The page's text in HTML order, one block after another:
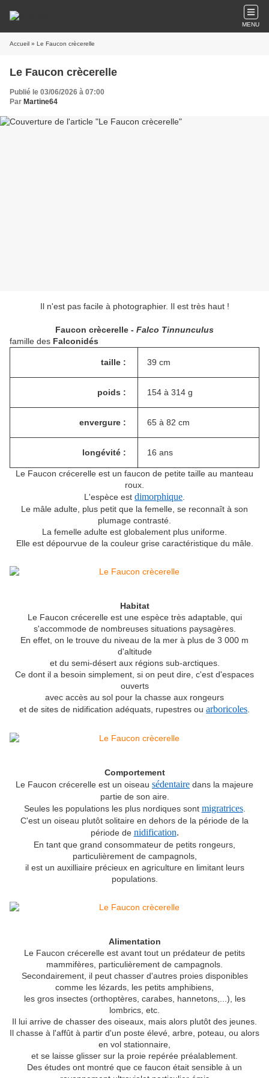
MENU
Accueil » Le Faucon crècerelle
Le Faucon crècerelle
Publié le 03/06/2026 à 07:00
Par Martine64
Il n'est pas facile à photographier. Il est très haut !
Faucon crècerelle - Falco Tinnunculus
famille des Falconidés
taille : 39 cm
poids : 154 à 314 g
envergure : 65 à 82 cm
longévité : 16 ans
Le Faucon crécerelle est un faucon de petite taille au manteau
roux.
L'espèce est dimorphique
Le mâle adulte, plus petit que la femelle, se reconnaît à son
plumage contrasté.
La femelle adulte est globalement plus uniforme.
Elle est dépourvue de la couleur grise caractéristique du mâle.
Habitat
Le Faucon crécerelle est une espèce très adaptable, qui
s'accommode de nombreuses situations paysagères.
En effet, on le trouve du niveau de la mer à plus de 3 000 m
d'altitude
et du semi-désert aux régions sub-arctiques.
Ce dont il a besoin simplement, si on peut dire, c'est d'espaces
ouverts
avec accès au sol pour la chasse aux rongeurs
et de sites de nidification adéquats, rupestres ou arboricoles
Comportement
Le Faucon crécerelle est un oiseau sédentaire dans la majeure
partie de son aire.
Seules les populations les plus nordiques sont migratrices.
C'est un oiseau plutôt solitaire en dehors de la période de la
période de nidification.
En tant que grand consommateur de petits rongeurs,
particulièrement de campagnols,
il est un auxilliaire précieux en agriculture en limitant leurs
populations.
Alimentation
Le Faucon crécerelle est avant tout un prédateur de petits
mammifères, particulièrement de campagnols.
Secondairement, il peut chasser d'autres proies disponibles
comme les lézards, les petits amphibiens,
les gros insectes (orthoptères, carabes, hannetons,...), les
lombrics, etc.
Il lui arrive de chasser des oiseaux, mais alors plutôt des jeunes.
Il chasse à l'affût à partir d'un poste élevé, arbre, poteau, ou alors
en vol stationnaire,
et se laisse glisser sur la proie repérée préalablement.
Des études ont montré que ce faucon était sensible à un